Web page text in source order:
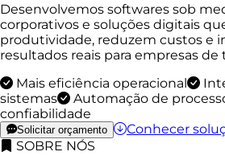
Desenvolvemos softwares sob
corporativos e soluções digitais
produtividade, reduzem custos e
resultados reais para empresas de
Mais eficiência operacional
sistemas
Automação de
confiabilidade
Solicitar orçamento
Conhecer
SOBRE NÓS